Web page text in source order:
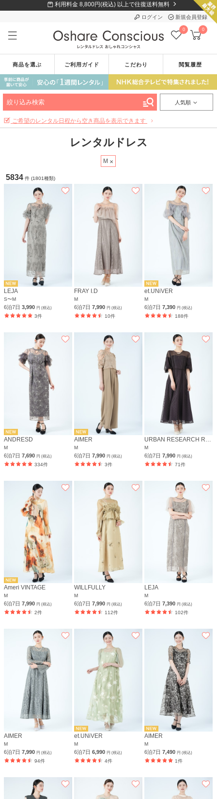
利用料金 8,800円(税込) 以上で往復送料無料
ログイン 新規会員登録
0 0
商品を選ぶ ご利用ガイド こだわり 閲覧履歴
絞り込み検索 人気順
ご希望のレンタル日程から空き商品を表示できます
レンタルドレス
M
5834 件 (1801種類)
LEJA
S〜M
6泊7日 3,990 円 (税込)
3件
FRAY I.D
M
6泊7日7,990円 (税込)
10件
et.UNiVER
M
6泊7日7,390円 (税込)
188件
ANDRESD
M
6泊7日 7,690 円 (税込)
334件
AIMER
M
6泊7日7,990円 (税込)
3件
M
6泊7日7,990円 (税込)
71件
Ameri VINTAGE
M
6泊7日 7,990 円 (税込)
2件
WILLFULLY
M
6泊7日7,990円 (税込)
112件
LEJA
M
6泊7日7,390円 (税込)
102件
AIMER
M
6泊7日 7,990 円 (税込)
94件
et.UNiVER
M
6泊7日6,990円 (税込)
4件
AIMER
M
6泊7日7,490円 (税込)
1件